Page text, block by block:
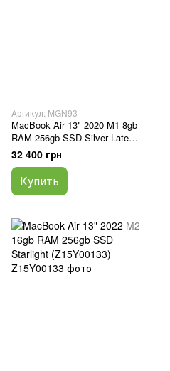
Артикул: MGN93
MacBook Air 13" 2020 M1 8gb
RAM 256gb SSD Silver Late
(MGN93)
32 400 грн
Купить